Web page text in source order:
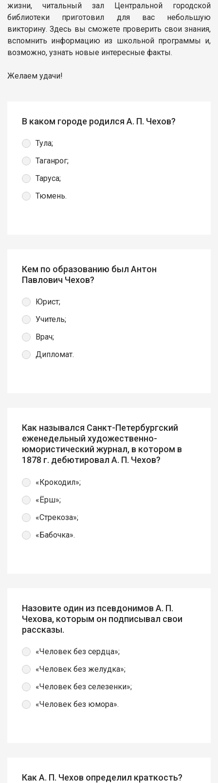
жизни, читальный зал Центральной городской
библиотеки приготовил для вас небольшую
викторину. Здесь вы сможете проверить свои знания,
вспомнить информацию из школьной программы и,
возможно, узнать новые интересные факты.
Желаем удачи!
В каком городе родился А. П. Чехов?
Тула;
Таганрог;
Таруса;
Тюмень.
Кем по образованию был Антон
Павлович Чехов?
Юрист;
Учитель;
Врач;
Дипломат.
Как назывался Санкт-Петербургский
еженедельный художественно-
юмористический журнал, в котором в
1878 г. дебютировал А. П. Чехов?
«Крокодил»;
«Ёрш»;
«Стрекоза»;
«Бабочка».
Назовите один из псевдонимов А. П.
Чехова, которым он подписывал свои
рассказы.
«Человек без сердца»;
«Человек без желудка»;
«Человек без селезенки»;
«Человек без юмора».
Как А. П. Чехов определил краткость?